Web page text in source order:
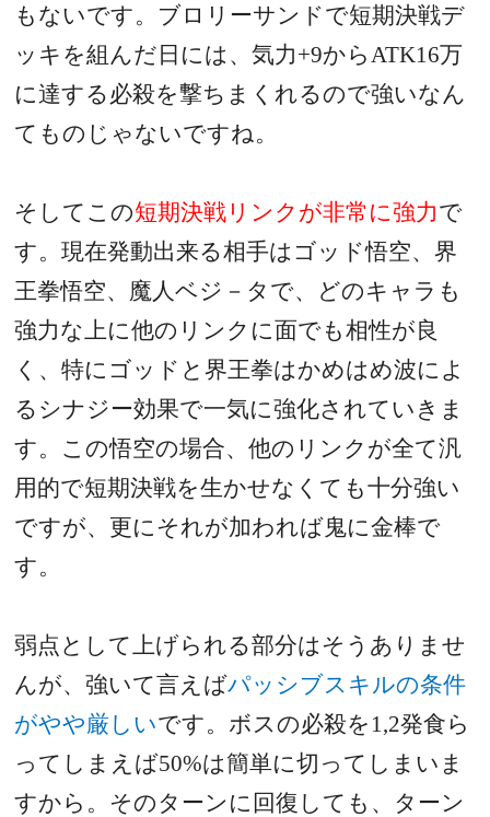
もないです。ブロリーサンドで短期決戦デ
ッキを組んだ日には、気力+9からATK16万
に達する必殺を撃ちまくれるので強いなん
てものじゃないですね。
そしてこの短期決戦リンクが非常に強力で
す。現在発動出来る相手はゴッド悟空、界
王拳悟空、魔人ベジ－タで、どのキャラも
強力な上に他のリンクに面でも相性が良
く、特にゴッドと界王拳はかめはめ波によ
るシナジー効果で一気に強化されていきま
す。この悟空の場合、他のリンクが全て汎
用的で短期決戦を生かせなくても十分強い
ですが、更にそれが加われば鬼に金棒で
す。
弱点として上げられる部分はそうありませ
んが、強いて言えばパッシブスキルの条件
がやや厳しいです。ボスの必殺を 1,2発食ら
ってしまえば50%は簡単に切ってしまいま
すから。そのターンに回復しても、ターン